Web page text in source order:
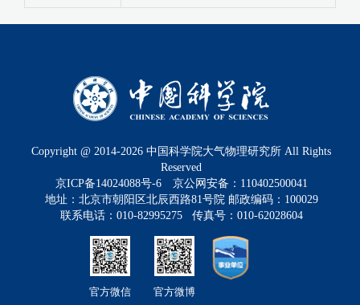
Copyright @ 2014-2026 中国科学院大气物理研究所 All Rights
Reserved
京ICP备14024088号-6
京公网安备：110402500041
地址：北京市朝阳区北辰西路81号院 邮政编码：100029
联系电话：010-82995275 传真号：010-62028604
官方微信 官方微博